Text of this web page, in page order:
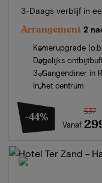
3-Daags verblijf in
Arrangement 2
Kamerupgrade
Dagelijks
3-Gangendiner in
In het centrum
-44%
Vanaf
537